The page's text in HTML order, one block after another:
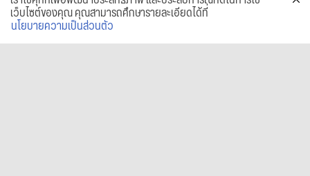
เว็บไซต์ของคุณ คุณสามารถศึกษารายละเอียดได้ที่
นโยบายความเป็นส่วนตัว